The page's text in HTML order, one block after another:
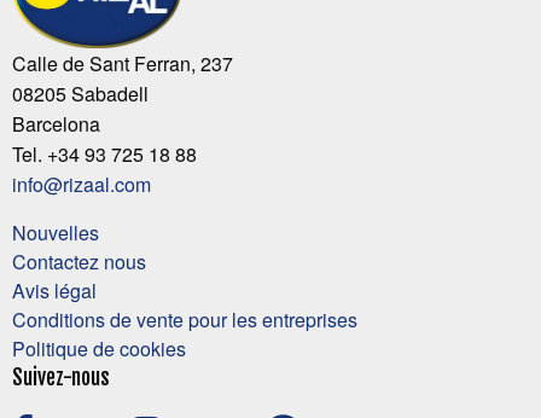
Calle de Sant Ferran, 237
08205 Sabadell
Barcelona
Tel. +34 93 725 18 88
info@rizaal.com
Nouvelles
Contactez nous
Avis légal
Conditions de vente pour les entreprises
Politique de cookies
Suivez-nous